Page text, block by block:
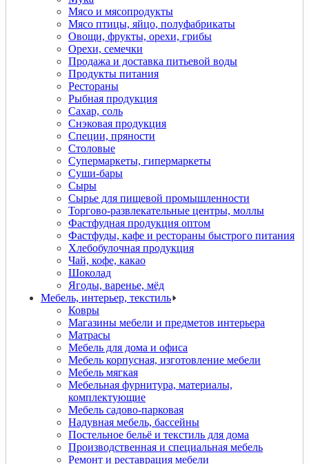
Мясо и мясопродукты
Мясо птицы, яйцо, полуфабрикаты
Овощи, фрукты, орехи, грибы
Орехи, семечки
Продажа и доставка питьевой воды
Продукты питания
Рестораны
Рыбная продукция
Сахар, соль
Снэковая продукция
Специи, пряности
Столовые
Супермаркеты, гипермаркеты
Суши-бары
Сыры
Сырье для пищевой промышленности
Торгово-развлекательные центры, моллы
Фастфудная продукция оптом
Фастфуды, кафе и рестораны быстрого питания
Хлебобулочная продукция
Чай, кофе, какао
Шоколад
Ягоды, варенье, мёд
Мебель, интерьер, текстиль
Ковры
Магазины мебели и предметов интерьера
Матрасы
Мебель для дома и офиса
Мебель корпусная, изготовление мебели
Мебель мягкая
Мебельная фурнитура, материалы,
комплектующие
Мебель садово-парковая
Надувная мебель, бассейны
Постельное бельё и текстиль для дома
Производственная и специальная мебель
Ремонт и реставрация мебели